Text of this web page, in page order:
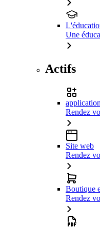
Une
Actifs
application
Rendez
Site web
Rendez
Boutique
Rendez